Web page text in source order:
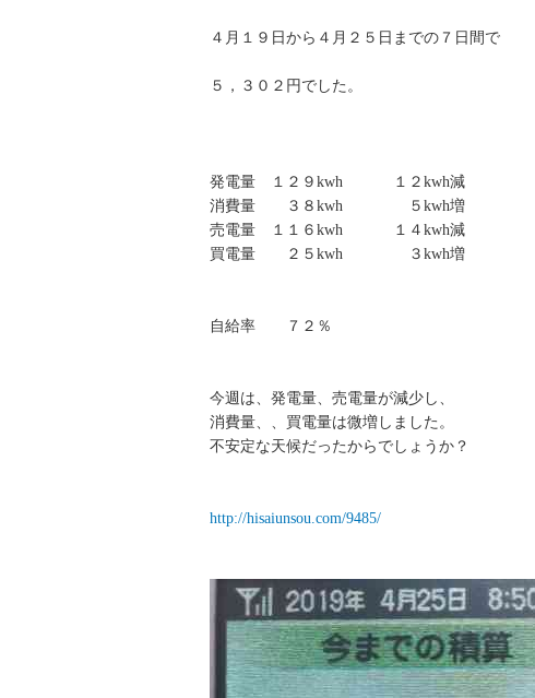
４月１９日から４月２５日までの７日間で
５，３０２円でした。
発電量 １２９kwh １２kwh減
消費量 ３８kwh ５kwh増
売電量 １１６kwh １４kwh減
買電量 ２５kwh ３kwh増
自給率 ７２％
今週は、発電量、売電量が減少し、
消費量、、買電量は微増しました。
不安定な天候だったからでしょうか？
http://hisaiunsou.com/9485/